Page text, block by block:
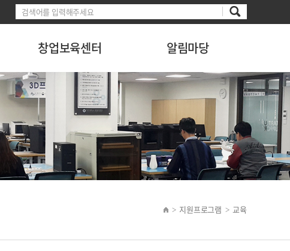
창업보육센터 알림마당
> 지원프로그램 > 교육